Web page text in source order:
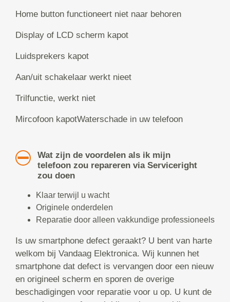
Home button functioneert niet naar behoren
Display of LCD scherm kapot
Luidsprekers kapot
Aan/uit schakelaar werkt nieet
Trilfunctie, werkt niet
Mircofoon kapotWaterschade in uw telefoon
Wat zijn de voordelen als ik mijn
telefoon zou repareren via Serviceright
zou doen
Klaar terwijl u wacht
Originele onderdelen
Reparatie door alleen vakkundige professioneels
Is uw smartphone defect geraakt? U bent van harte
welkom bij Vandaag Elektronica. Wij kunnen het
smartphone dat defect is vervangen door een nieuw
en origineel scherm en sporen de overige
beschadigingen voor reparatie voor u op. U kunt de